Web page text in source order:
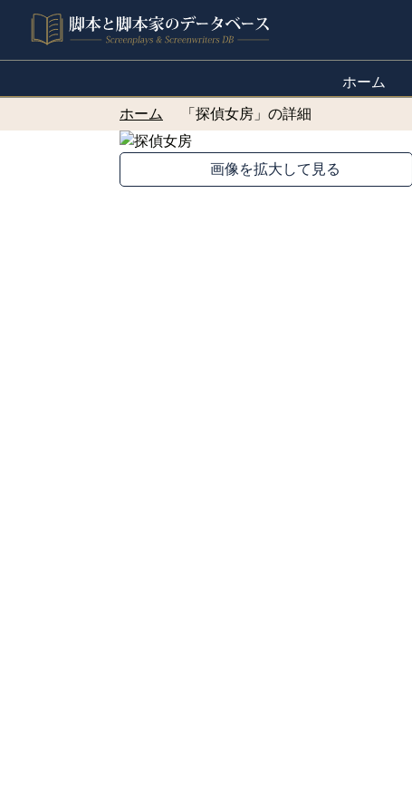
ホーム
ホーム 「探偵女房」の詳細
画像を拡大して見る